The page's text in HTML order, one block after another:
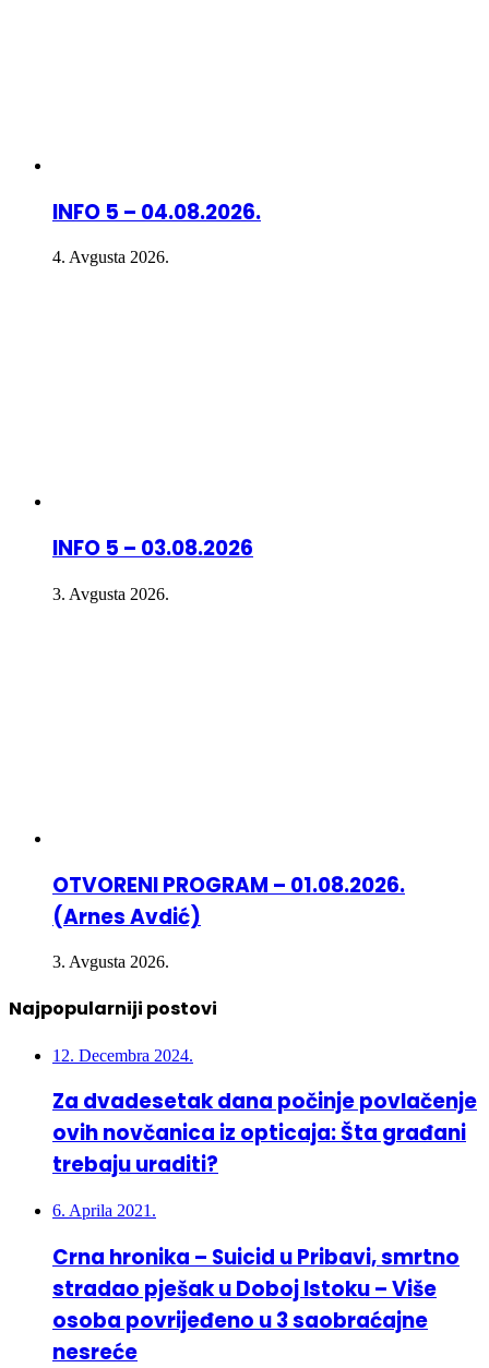
INFO 5 – 04.08.2026.
4. Avgusta 2026.
INFO 5 – 03.08.2026
3. Avgusta 2026.
OTVORENI PROGRAM – 01.08.2026.
(Arnes Avdić)
3. Avgusta 2026.
Najpopularniji postovi
12. Decembra 2024.
Za dvadesetak dana počinje povlačenje
ovih novčanica iz opticaja: Šta građani
trebaju uraditi?
6. Aprila 2021.
Crna hronika – Suicid u Pribavi, smrtno
stradao pješak u Doboj Istoku – Više
osoba povrijeđeno u 3 saobraćajne
nesreće